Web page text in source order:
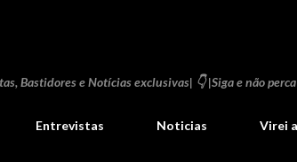
Bastidores e Notícias exclusivas| 👇 |Siga e não
Entrevistas Noticias Virei